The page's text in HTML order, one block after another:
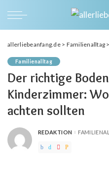
allerliebeanfang.de> Familienalltag >
Familienalltag
Der richtige
Kinderzimmer:
achten sollten
POSTED
REDAKTION